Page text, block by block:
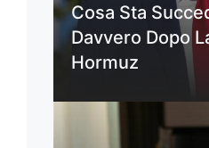
Cosa Sta
Davvero Dopo
Hormuz